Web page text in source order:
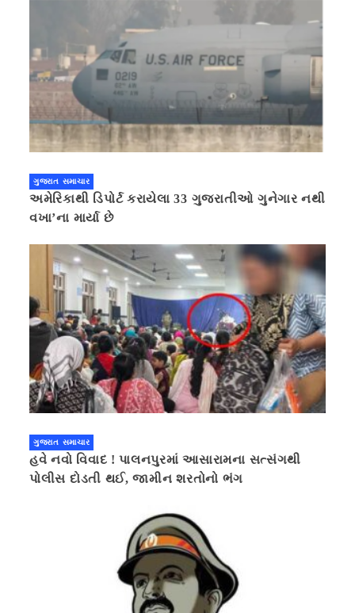
ગુજરાત સમાચાર
અમેરિકાથી ડિપોર્ટ કરાયેલા 33 ગુજરાતીઓ ગુનેગાર નથી
વખા’ના માર્યા છે
ગુજરાત સમાચાર
હવે નવો વિવાદ ! પાલનપુરમાં આસારામના સત્સંગથી
પોલીસ દોડતી થઈ, જામીન શરતોનો ભંગ